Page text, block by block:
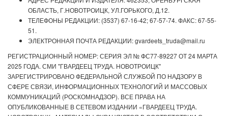
ОБЛАСТЬ, Г.НОВОТРОИЦК, УЛ.ГОРЬКОГО, Д.12.
ТЕЛЕФОНЫ РЕДАКЦИИ: (3537) 67-16-42; 67-57-74. ФАКС: 67-55-
51.
ЭЛЕКТРОННАЯ ПОЧТА РЕДАКЦИИ: gvardeets_truda@mail.ru
РЕГИСТРАЦИОННЫЙ НОМЕР: СЕРИЯ ЭЛ № ФС77-89227 ОТ 24 МАРТА
2025 ГОДА. СМИ "ГВАРДЕЕЦ ТРУДА. НОВОТРОИЦК"
ЗАРЕГИСТРИРОВАНО ФЕДЕРАЛЬНОЙ СЛУЖБОЙ ПО НАДЗОРУ В
СФЕРЕ СВЯЗИ, ИНФОРМАЦИОННЫХ ТЕХНОЛОГИЙ И МАССОВЫХ
КОММУНИКАЦИЙ (РОСКОМНАДЗОР). ВСЕ ПРАВА НА
ОПУБЛИКОВАННЫЕ В СЕТЕВОМ ИЗДАНИИ «ГВАРДЕЕЦ ТРУДА.